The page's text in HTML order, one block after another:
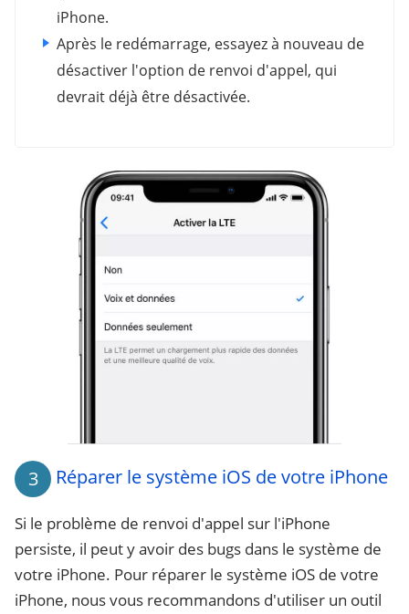
iPhone.
Après le redémarrage, essayez à nouveau de
désactiver l'option de renvoi d'appel, qui
devrait déjà être désactivée.
3 Réparer le système iOS de votre iPhone
Si le problème de renvoi d'appel sur l'iPhone
persiste, il peut y avoir des bugs dans le système de
votre iPhone. Pour réparer le système iOS de votre
iPhone, nous vous recommandons d'utiliser un outil